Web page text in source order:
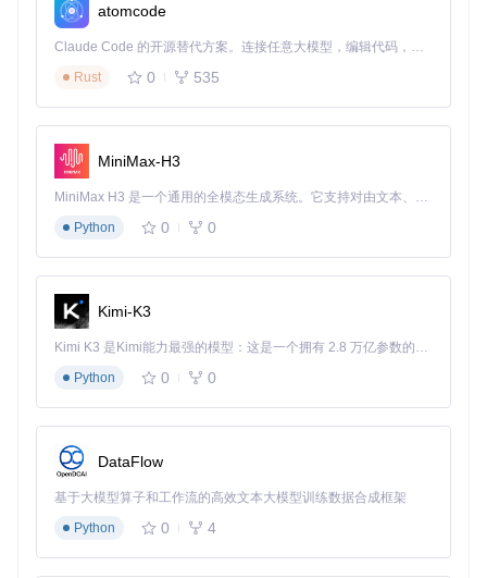
跨平台支持
嵌入式平台，确保了广泛的适用性。
丰富的控制器兼容性 ：项目支持多种流行的音乐控制器，覆
Python 绑定：CABL 提供了 Python 绑定，方便开发者使
用 Python 语言进行快速开发。
开源社区支持：作为一个开源项目，CABL 拥有活跃的社区
支持，开发者可以从中获取帮助和灵感。
CABL 是一个功能强大且易于使用的控制器抽象层项目，无论
你是音乐制作人、开发者还是技术爱好者，它都能为你提供极
大的便利。通过 CABL，你可以轻松地将各种音乐控制器集成
到你的工作流程中，解锁音乐创作的新境界。赶快加入 CABL
项目地址
参与贡献
展！
atomcode
Claude Code 的开源替代方案。连接任意大模型，编辑代码，运行命令，自动验证 — 全自动执行。用 Rust 构建，极致性能。 ｜ An open-source alternative to Claude Code. Connect any LLM, edit code, run commands, and verify changes — autonomously. Built in Rust for speed. Get Started
Rust
0 535
MiniMax-H3
MiniMax H3 是一个通用的全模态生成系统。它支持对由文本、图像、视频和音频组成的多模态上下文进行统一理解，并能生成分辨率高达 2K、时长可达 15 秒的带原生立体声音频的视频。得益于面向任务泛化的系统设计，H3 在预训练阶段就已具备广泛的多模态上下文理解与生成能力，能够出色地执行复杂的多模态指令。
Python
0 0
Kimi-K3
Kimi K3 是Kimi能力最强的模型：这是一个拥有 2.8 万亿参数的混合专家（MoE）模型，具备原生视觉理解能力，并支持 100 万 token 的上下文窗口。
Python
0 0
DataFlow
基于大模型算子和工作流的高效文本大模型训练数据合成框架
Python
0 4